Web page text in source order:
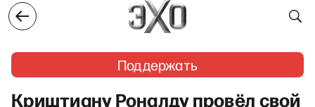
Поддержать
Криштиану Роналду провёл свой